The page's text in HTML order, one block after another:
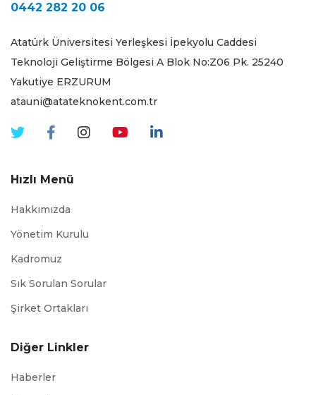
0442 282 20 06
Atatürk Üniversitesi Yerleşkesi İpekyolu Caddesi
Teknoloji Geliştirme Bölgesi A Blok No:Z06 Pk. 25240
Yakutiye ERZURUM
atauni@atateknokent.com.tr
Hızlı Menü
Hakkımızda
Yönetim Kurulu
Kadromuz
Sık Sorulan Sorular
Şirket Ortakları
Diğer Linkler
Haberler